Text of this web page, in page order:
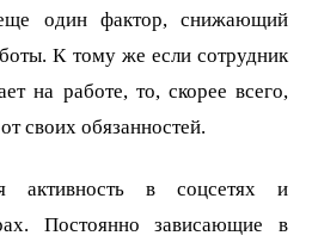
еще один фактор, снижающий
К тому же если сотрудник
на работе, то, скорее всего,
своих обязанностей.
активность в соцсетях и
Постоянно зависающие в